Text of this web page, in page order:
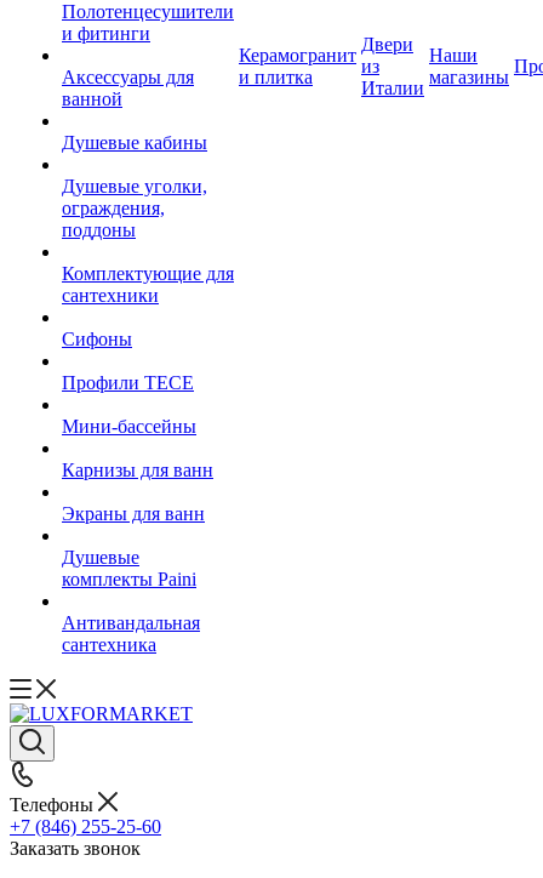
Полотенцесушители
и фитинги
Аксессуары для
ванной
Душевые кабины
Душевые уголки,
ограждения,
поддоны
Комплектующие для
сантехники
Сифоны
Профили TECE
Мини-бассейны
Карнизы для ванн
Экраны для ванн
Душевые
комплекты Paini
Антивандальная
сантехника
Керамогранит
и плитка
Двери
из
Италии
Наши
магазины
Телефоны
+7 (846) 255-25-60
Заказать звонок